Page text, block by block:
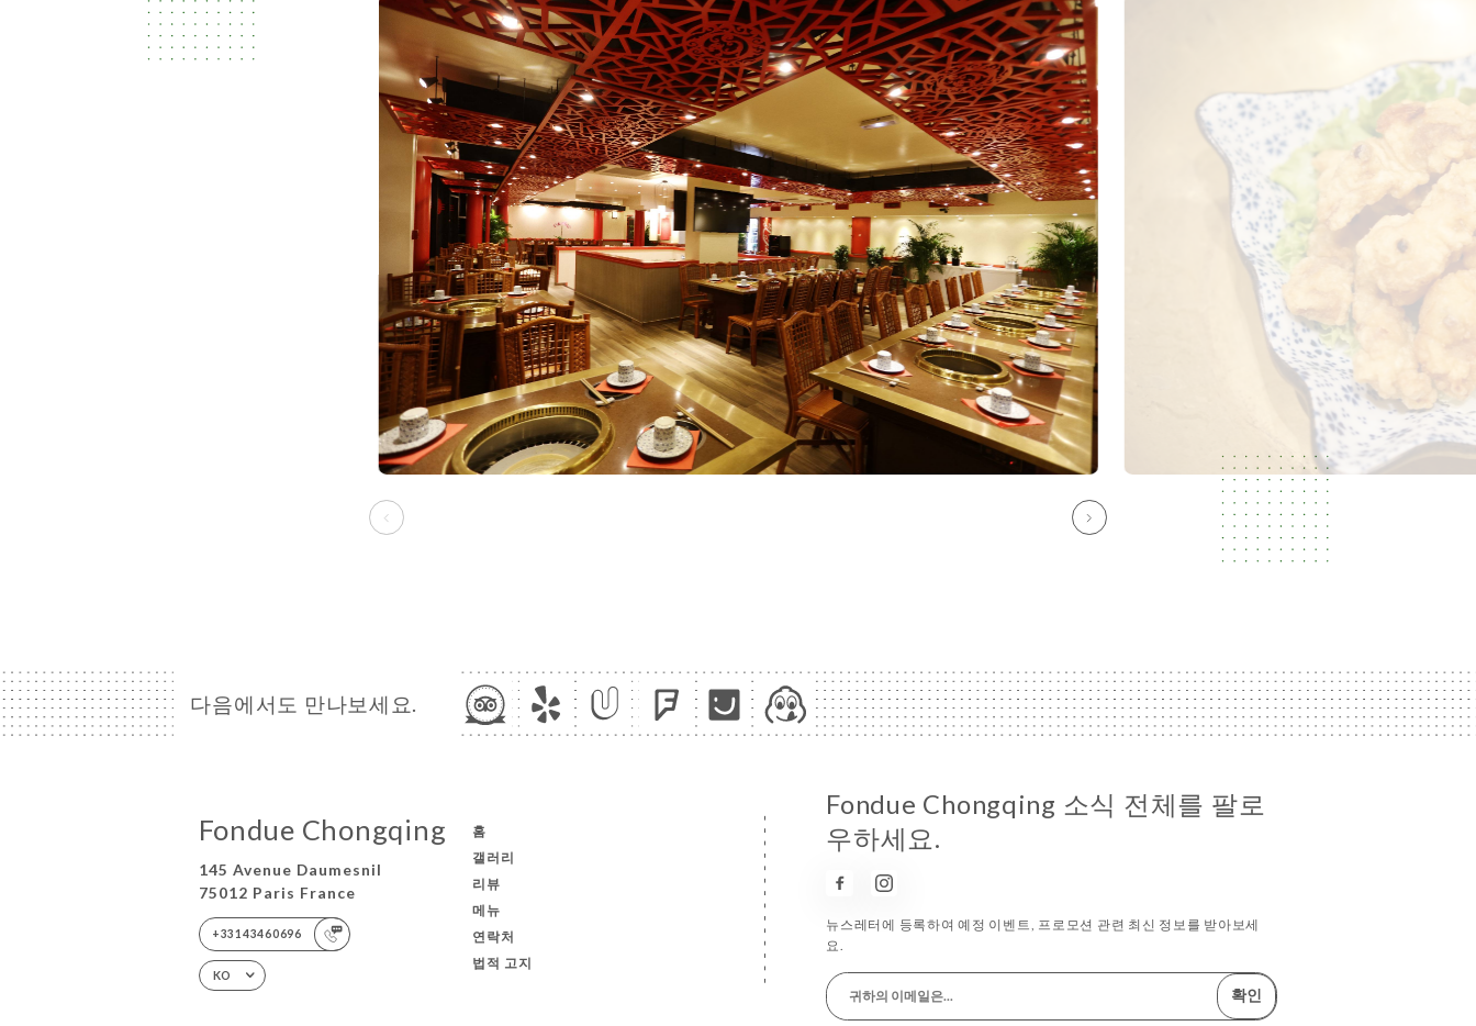
다음에서도 만나보세요.
Fondue Chongqing
145 Avenue Daumesnil
75012 Paris France
+33143460696
KO
홈
갤러리
리뷰
메뉴
연락처
법적 고지
Fondue Chongqing 소식 전체를 팔로
우하세요.
뉴스레터에 등록하여 예정 이벤트, 프로모션 관련 최신 정보를 받아보세
요.
확인